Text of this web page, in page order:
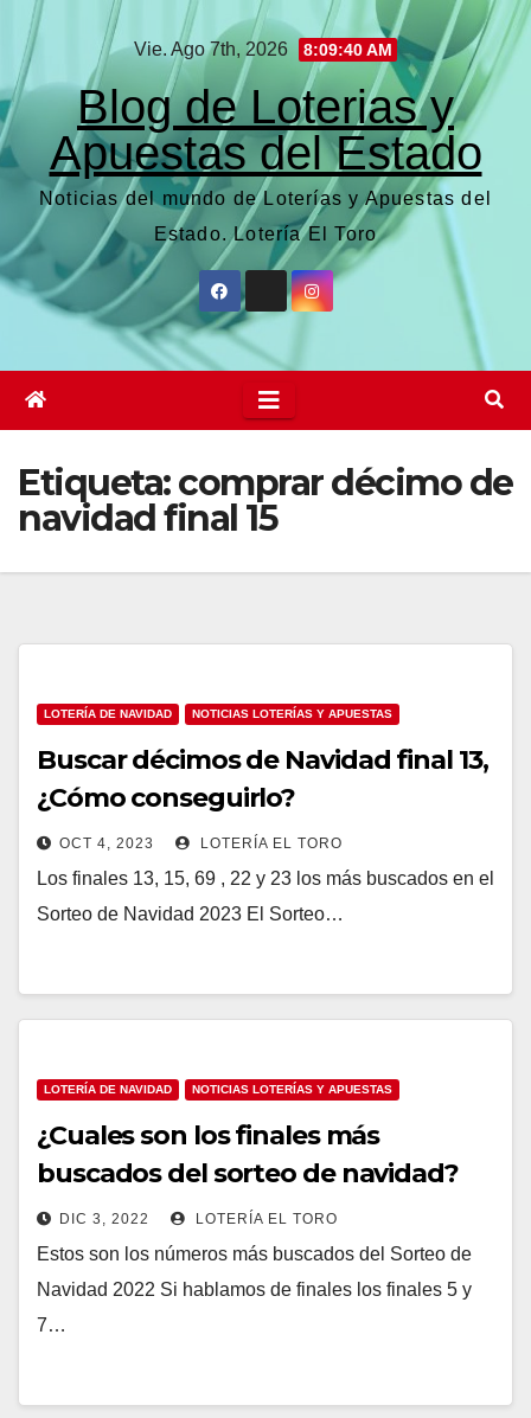
Saltar
contenido
Vie. Ago 7th, 2026 8:09:40 AM
Blog de Loterias y
Apuestas del Estado
Noticias del mundo de Loterías y Apuestas del
Estado. Lotería El Toro
Etiqueta:comprar décimo de
navidad final 15
LOTERÍA DE NAVIDAD NOTICIAS LOTERÍAS Y APUESTAS
Buscar décimos de Navidad final 13,
¿Cómo conseguirlo?
OCT 4, 2023 LOTERÍA EL TORO
Los finales 13, 15, 69 , 22 y 23 los más buscados en el
Sorteo de Navidad 2023 El Sorteo…
LOTERÍA DE NAVIDAD NOTICIAS LOTERÍAS Y APUESTAS
¿Cuales son los finales más
buscados del sorteo de navidad?
DIC 3, 2022 LOTERÍA EL TORO
Estos son los números más buscados del Sorteo de
Navidad 2022 Si hablamos de finales los finales 5 y
7…